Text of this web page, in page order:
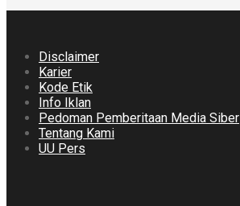
Disclaimer
Karier
Kode Etik
Info Iklan
Pedoman Pemberitaan Media Siber
Tentang Kami
UU Pers